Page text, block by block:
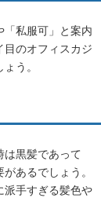
私服可」と案内
のオフィスカジ
う。
黒髪であって
あるでしょう。
派手すぎる髪色や